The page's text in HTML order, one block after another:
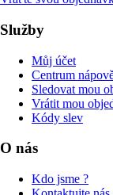
Služby
Můj účet
Centrum
Sledovat mou
Vrátit mou
Kódy slev
O nás
Kdo jsme ?